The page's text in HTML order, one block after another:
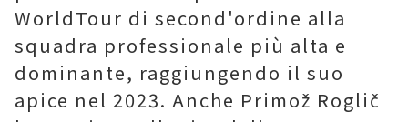
WorldTour di second'ordine alla
squadra professionale più alta e
dominante, raggiungendo il suo
apice nel 2023. Anche Primož Roglič